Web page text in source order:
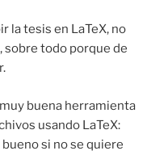
la tesis en LaTeX, no
sobre todo porque de
buena herramienta
usando LaTeX:
si no se quiere